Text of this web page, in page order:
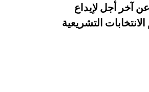
آخر أجل لإيداع
التشريعية